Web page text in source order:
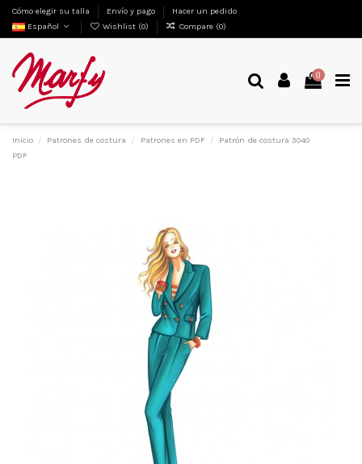
Cómo elegir su talla Envío y pago
Hacer un pedido
Español
Wishlist (0) Compare (0)
0
Inicio Patrones de costura Patrones en PDF
Patrón de costura 3040
PDF